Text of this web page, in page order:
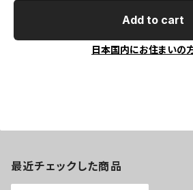
Add to cart
日本国内にお住まいの
最近チェックした商品